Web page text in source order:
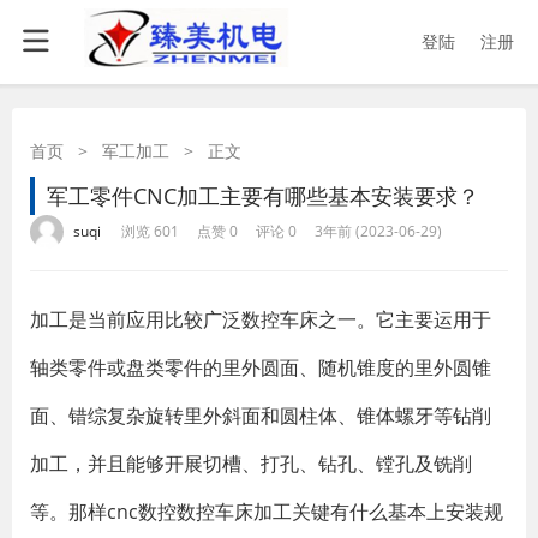
登陆 注册
首页 > 军工加工 > 正文
军工零件CNC加工主要有哪些基本安装要求？
suqi 浏览 601 点赞 0 评论 0 3年前 (2023-06-29)
加工是当前应用比较广泛数控车床之一。它主要运用于
轴类零件或盘类零件的里外圆面、随机锥度的里外圆锥
面、错综复杂旋转里外斜面和圆柱体、锥体螺牙等钻削
加工，并且能够开展切槽、打孔、钻孔、镗孔及铣削
等。那样cnc数控数控车床加工关键有什么基本上安装规